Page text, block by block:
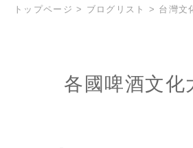
トップページ > ブログリスト > 台灣文
各國啤酒文化